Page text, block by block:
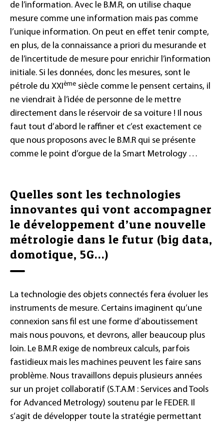
de l’information. Avec le B.M.R, on utilise chaque
mesure comme une information mais pas comme
l’unique information. On peut en effet tenir compte,
en plus, de la connaissance a priori du mesurande et
de l’incertitude de mesure pour enrichir l’information
initiale. Si les données, donc les mesures, sont le
pétrole du XXIème siècle comme le pensent certains, il
ne viendrait à l’idée de personne de le mettre
directement dans le réservoir de sa voiture ! Il nous
faut tout d’abord le raffiner et c’est exactement ce
que nous proposons avec le B.M.R qui se présente
comme le point d’orgue de la Smart Metrology …
Quelles sont les technologies
innovantes qui vont accompagner
le développement d’une nouvelle
métrologie dans le futur (big data,
domotique, 5G…)
La technologie des objets connectés fera évoluer les
instruments de mesure. Certains imaginent qu’une
connexion sans fil est une forme d’aboutissement
mais nous pouvons, et devrons, aller beaucoup plus
loin. Le B.M.R exige de nombreux calculs, parfois
fastidieux mais les machines peuvent les faire sans
problème. Nous travaillons depuis plusieurs années
sur un projet collaboratif (S.T.A.M : Services and Tools
for Advanced Metrology) soutenu par le FEDER. Il
s’agit de développer toute la stratégie permettant